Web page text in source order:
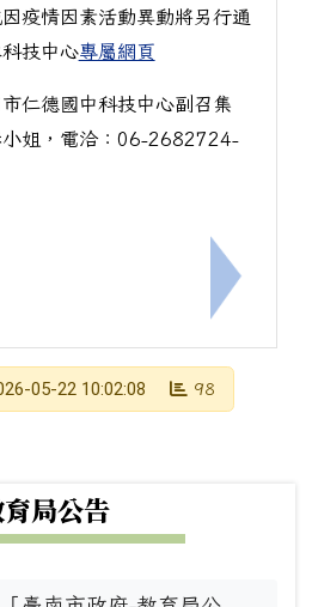
大學文化觀光產業學系（簡稱文
疫情因素活動異動將另行通
技中心專屬網頁
仁德國中科技中心副召集
小姐，電洽：06-2682724-
下一筆：
05-22 10:02:08 98
局公告